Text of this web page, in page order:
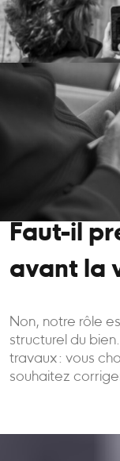
Faut-il
avant la
Non, notre rôle
structurel du
travaux : vous
souhaitez